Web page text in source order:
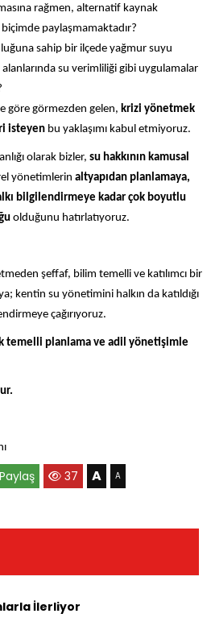
rağmen, alternatif kaynak
paylaşmamaktadır?
sahip bir ilçede yağmur suyu
alanlarında su verimliliği gibi uygulamalar
göre görmezden gelen, krizi yönetmek
isteyen bu yaklaşımı kabul etmiyoruz.
olarak bizler, su hakkının kamusal
yönetimlerin altyapıdan planlamaya,
bilgilendirmeye kadar çok boyutlu
olduğunu hatırlatıyoruz.
şeffaf, bilim temelli ve katılımcı bir
kentin su yönetimini halkın da katıldığı
çağırıyoruz.
temelli planlama ve adil yönetişimle
Paylaş 37 A A
İlerliyor